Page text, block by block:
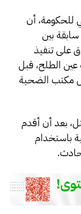
للحكومة، أن
بين
على تنفيذ
الطلح، قبل
مكتب الضحية
بعد أن أقدم
باستخدام